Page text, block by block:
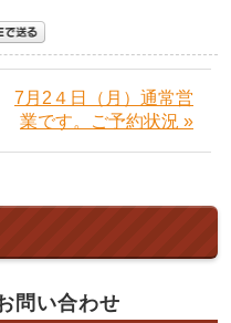
7月2４日（月）通常営
業です。ご予約状況 »
問い合わせ